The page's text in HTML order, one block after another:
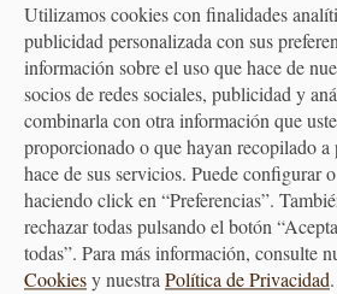
A PARTIR DE 40€
ATENCIÓN
AL CLIENTE
Utilizamos cookies con finalidades
publicidad personalizada con sus
información sobre el uso que hace de
socios de redes sociales, publicidad y
combinarla con otra información que
proporcionado o que hayan recopilado a
hace de sus servicios. Puede configurar
haciendo click en “Preferencias”.
rechazar todas pulsando el botón
todas”. Para más información, consulte
Cookiesy nuestra Política de Privacidad.